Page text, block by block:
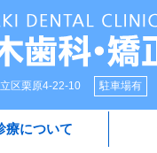
区栗原4-22-10 駐車場有
療について